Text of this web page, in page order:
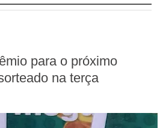
para o próximo
na terça